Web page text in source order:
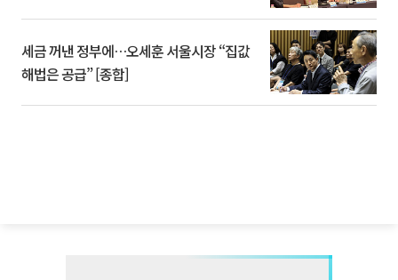
세금 꺼낸 정부에…오세훈 서울시장 “집값
해법은 공급” [종합]